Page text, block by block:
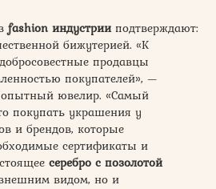
fashion индустрииподтверждают:
бижутерией. «К
продавцы
покупателей», —
опытный ювелир. «Самый
покупать украшения у
и брендов, которые
сертификаты и
серебро с позолотой
видом, но и